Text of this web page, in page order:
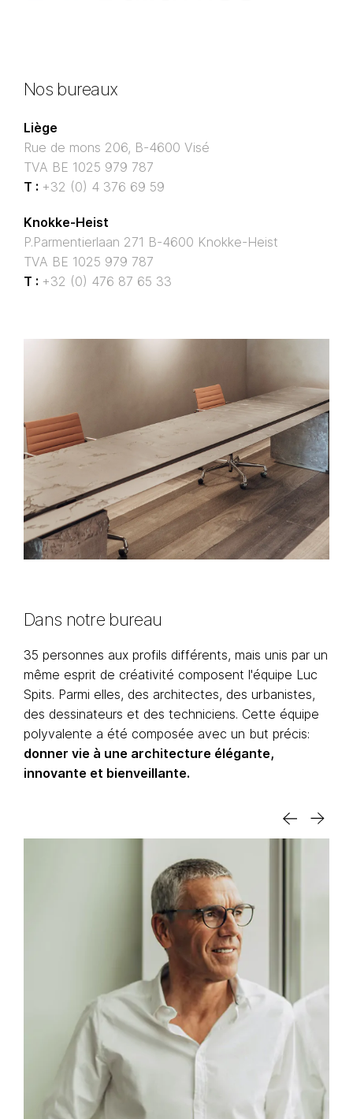
Nos bureaux
Liège
Rue de mons 206, B-4600 Visé
TVA BE 1025 979 787
T : +32 (0) 4 376 69 59
Knokke-Heist
P.Parmentierlaan 271 B-4600 Knokke-Heist
TVA BE 1025 979 787
T : +32 (0) 476 87 65 33
Dans notre bureau
35 personnes aux profils différents, mais unis par un
même esprit de créativité composent l'équipe Luc
Spits. Parmi elles, des architectes, des urbanistes,
des dessinateurs et des techniciens. Cette équipe
polyvalente a été composée avec un but précis:
donner vie à une architecture élégante,
innovante et bienveillante.